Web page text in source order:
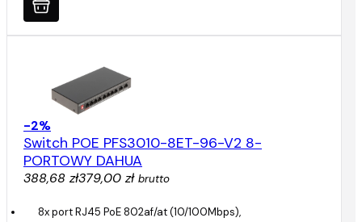
-2%
Switch POE PFS3010-8ET-96-V2 8-
PORTOWY DAHUA
388,68 zł379,00 zł brutto
8x port RJ45 PoE 802af/at (10/100Mbps),